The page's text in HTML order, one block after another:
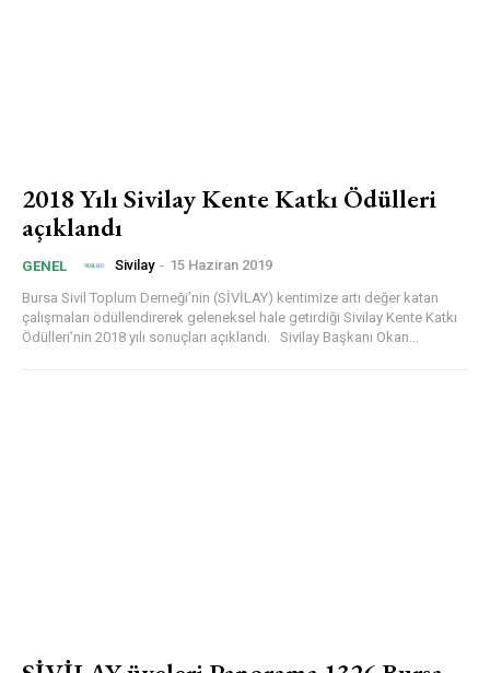
2018 Yılı Sivilay Kente Katkı Ödülleri
açıklandı
GENEL Sivilay - 15 Haziran 2019
Bursa Sivil Toplum Derneği’nin (SİVİLAY) kentimize artı değer katan
çalışmaları ödüllendirerek geleneksel hale getirdiği Sivilay Kente Katkı
Ödülleri’nin 2018 yılı sonuçları açıklandı. Sivilay Başkanı Okan...